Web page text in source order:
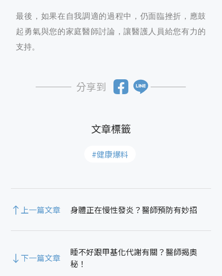
最後，如果在自我調適的過程中，仍面臨挫折，應鼓
起勇氣與您的家庭醫師討論，讓醫護人員給您有力的
支持。
分享到
#健康爆料
上一篇文章 身體正在慢性發炎？醫師預防有妙招
下一篇文章
睡不好跟甲基化代謝有關？醫師揭奧
秘！